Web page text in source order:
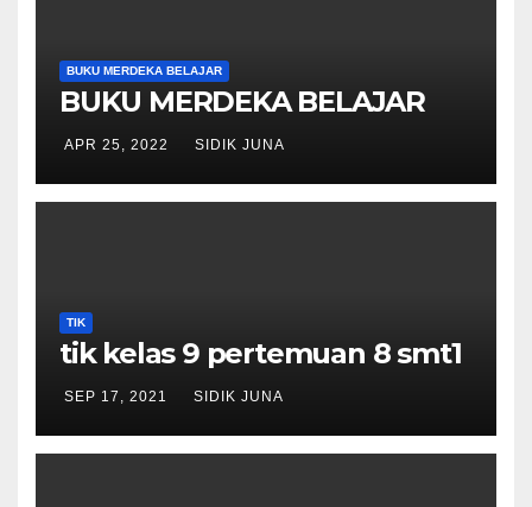
BUKU MERDEKA BELAJAR
BUKU MERDEKA BELAJAR
APR 25, 2022 SIDIK JUNA
TIK
tik kelas 9 pertemuan 8 smt1
SEP 17, 2021 SIDIK JUNA